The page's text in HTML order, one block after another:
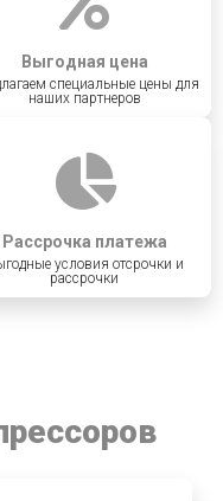
Выгодная цена
специальные цены для
наших партнеров
Рассрочка платежа
условия отсрочки и
рассрочки